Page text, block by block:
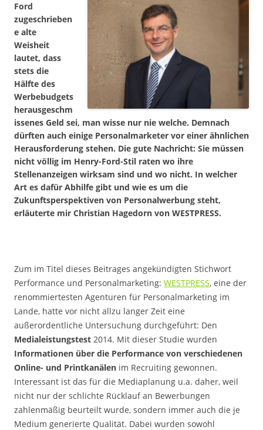
Ford
zugeschrieben
e alte
Weisheit
lautet, dass
stets die
Hälfte des
Werbebudgets
herausgeschm
issenes Geld sei, man wisse nur nie welche. Demnach
dürften auch einige Personalmarketer vor einer ähnlichen
Herausforderung stehen. Die gute Nachricht: Sie müssen
nicht völlig im Henry-Ford-Stil raten wo ihre
Stellenanzeigen wirksam sind und wo nicht. In welcher
Art es dafür Abhilfe gibt und wie es um die
Zukunftsperspektiven von Personalwerbung steht,
erläuterte mir Christian Hagedorn von WESTPRESS.
Zum im Titel dieses Beitrages angekündigten Stichwort
Performance und Personalmarketing: WESTPRESS, eine der
renommiertesten Agenturen für Personalmarketing im
Lande, hatte vor nicht allzu langer Zeit eine
außerordentliche Untersuchung durchgeführt: Den
Medialeistungstest 2014. Mit dieser Studie wurden
Informationen über die Performance von verschiedenen
Online- und Printkanälen im Recruiting gewonnen.
Interessant ist das für die Mediaplanung u.a. daher, weil
nicht nur der schlichte Rücklauf an Bewerbungen
zahlenmäßig beurteilt wurde, sondern immer auch die je
Medium generierte Qualität. Dabei wurden sowohl